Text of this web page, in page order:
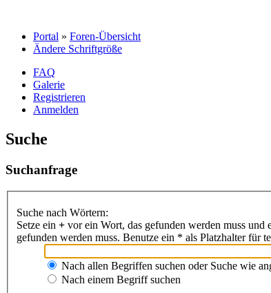
Portal » Foren-Übersicht
Ändere Schriftgröße
FAQ
Galerie
Registrieren
Anmelden
Suche
Suchanfrage
Suche nach Wörtern:
Setze ein + vor ein Wort, das gefunden werden muss und
gefunden werden muss. Benutze ein * als Platzhalter für
Nach allen Begriffen suchen oder Suche wie
Nach einem Begriff suchen